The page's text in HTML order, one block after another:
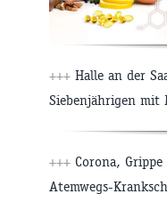
+++ Halle an der
Siebenjährigen mit
+++ Corona,
Atemwegs-